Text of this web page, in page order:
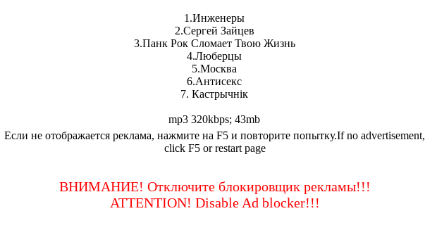
1.Инженеры
2.Сергей Зайцев
3.Панк Рок Сломает Твою Жизнь
4.Люберцы
5.Москва
6.Антисекс
7. Кастрычнiк
mp3 320kbps; 43mb
Если не отображается реклама, нажмите на F5 и повторите попытку.If no advertisement,
click F5 or restart page
ВНИМАНИЕ! Отключите блокировщик рекламы!!!
ATTENTION! Disable Ad blocker!!!